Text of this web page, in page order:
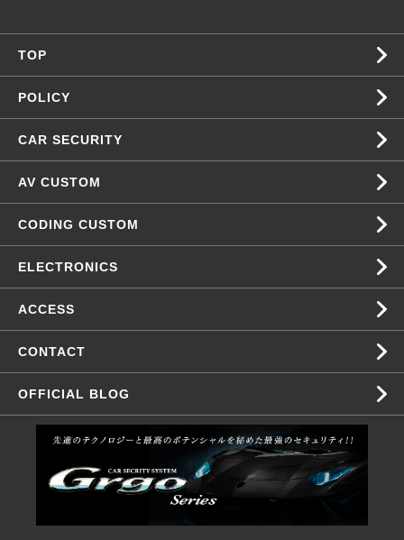
TOP
POLICY
CAR SECURITY
AV CUSTOM
CODING CUSTOM
ELECTRONICS
ACCESS
CONTACT
OFFICIAL BLOG